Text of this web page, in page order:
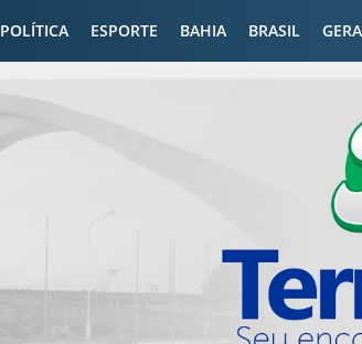
POLÍTICA ESPORTE BAHIA BRASIL